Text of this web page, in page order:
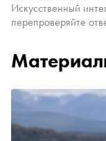
Искусственный
перепроверяйте